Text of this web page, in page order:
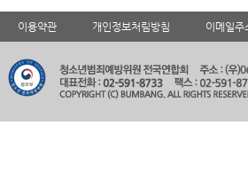
이용약관 개인정보처림방침 이메일주